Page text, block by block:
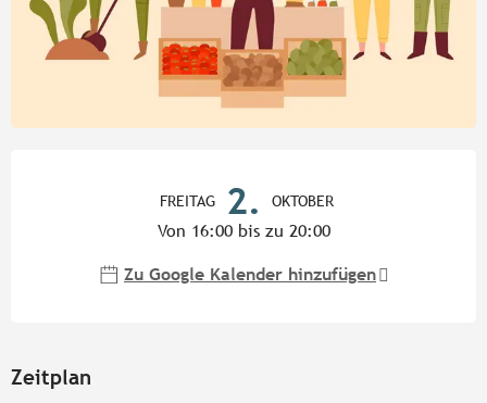
FREITAG 2. OKTOBER
Von 16:00 bis zu 20:00
Zu Google Kalender hinzufügen
Zeitplan